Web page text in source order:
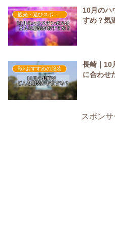
観光・遊びスポット×おすすめの服装
10月のハ
すめ？気
秋×おすすめの服装
長崎｜10
に合わせ
スポン